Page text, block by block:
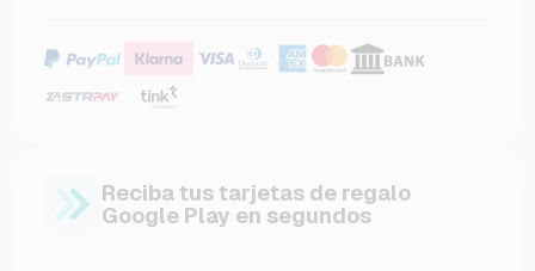
Reciba tus tarjetas de regalo
Google Play en segundos